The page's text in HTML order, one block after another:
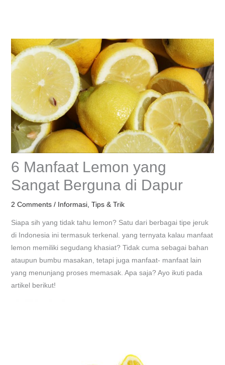
6 Manfaat Lemon yang
Sangat Berguna di Dapur
2 Comments / Informasi, Tips & Trik
Siapa sih yang tidak tahu lemon? Satu dari berbagai tipe jeruk
di Indonesia ini termasuk terkenal. yang ternyata kalau manfaat
lemon memiliki segudang khasiat? Tidak cuma sebagai bahan
ataupun bumbu masakan, tetapi juga manfaat- manfaat lain
yang menunjang proses memasak. Apa saja? Ayo ikuti pada
artikel berikut!